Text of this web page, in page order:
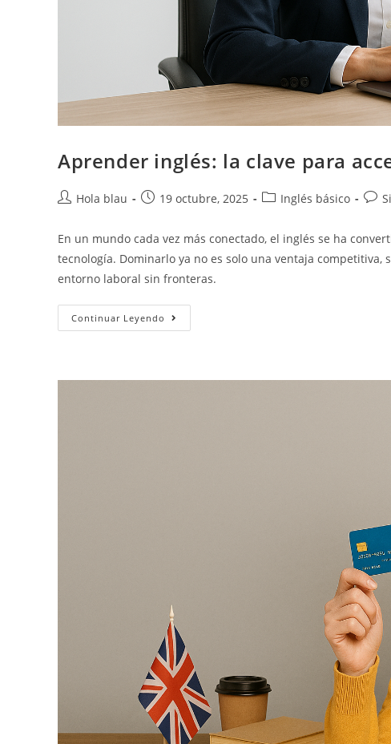
Aprender inglés: la clave para
Hola blau 19 octubre, 2025 Inglés básico
En un mundo cada vez más conectado, el inglés se ha
tecnología. Dominarlo ya no es solo una ventaja
entorno laboral sin fronteras.
Continuar Leyendo